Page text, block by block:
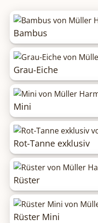
Bambus
Grau-Eiche
Mini
Rot-Tanne exklusiv
Rüster
Rüster Mini